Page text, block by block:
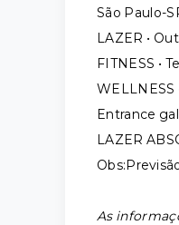
São Paulo-
LAZER •
FITNESS •
WELLNESS
Entrance
LAZER
As